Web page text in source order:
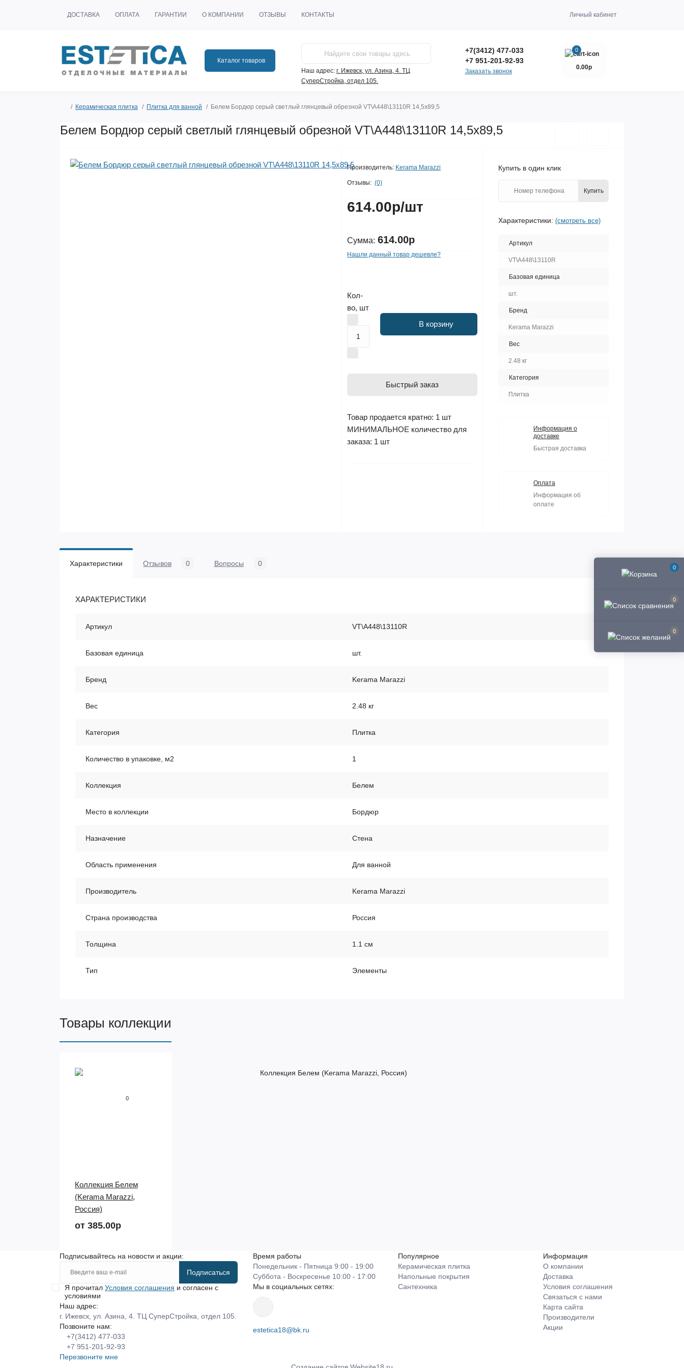
0
0
0
ДОСТАВКА ОПЛАТА ГАРАНТИИ О КОМПАНИИ ОТЗЫВЫ КОНТАКТЫ Личный кабинет
Каталог товаров
Наш адрес: г. Ижевск, ул. Азина, 4. ТЦ
СуперСтройка, отдел 105.
+7(3412) 477-033
+7 951-201-92-93
Заказать звонок
0
0.00р
Керамическая плитка Плитка для ванной Белем Бордюр серый светлый глянцевый обрезной VT\A448\13110R 14,5х89,5
Белем Бордюр серый светлый глянцевый обрезной VT\A448\13110R 14,5х89,5
Производитель: Kerama Marazzi
Отзывы: (0)
614.00р/шт
Сумма: 614.00р
Нашли данный товар дешевле?
Кол-
во, шт
В корзину
Быстрый заказ
Товар продается кратно: 1 шт
МИНИМАЛЬНОЕ количество для
заказа: 1 шт
Купить в один клик
Купить
Характеристики: (смотреть все)
Артикул
VT\A448\13110R
Базовая единица
шт.
Бренд
Kerama Marazzi
Вес
2.48 кг
Категория
Плитка
Информация о
доставке
Быстрая доставка
Оплата
Информация об
оплате
Характеристики Отзывов 0 Вопросы 0
ХАРАКТЕРИСТИКИ
Артикул VT\A448\13110R
Базовая единица шт.
Бренд Kerama Marazzi
Вес 2.48 кг
Категория Плитка
Количество в упаковке, м2 1
Коллекция Белем
Место в коллекции Бордюр
Назначение Стена
Область применения Для ванной
Производитель Kerama Marazzi
Страна производства Россия
Толщина 1.1 см
Тип Элементы
Товары коллекции
0
Коллекция Белем
(Kerama Marazzi,
Россия)
от 385.00р
Подписывайтесь на новости и акции:
Подписаться
Я прочитал Условия соглашения и согласен с
условиями
Наш адрес:
г. Ижевск, ул. Азина, 4. ТЦ СуперСтройка, отдел 105.
Позвоните нам:
+7(3412) 477-033
+7 951-201-92-93
Перезвоните мне
Время работы
Понедельник - Пятница 9:00 - 19:00
Суббота - Воскресенье 10:00 - 17:00
Мы в социальных сетях:
estetica18@bk.ru
Популярное
Керамическая плитка
Напольные покрытия
Сантехника
Информация
О компании
Доставка
Условия соглашения
Связаться с нами
Карта сайта
Производители
Акции